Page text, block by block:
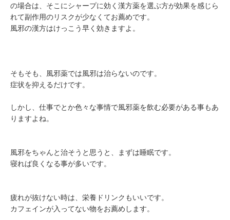
の場合は、そこにシャープに効く漢方薬を選ぶ方が効果を感じら
れて副作用のリスクが少なくてお薦めです。
風邪の漢方はけっこう早く効きますよ。
そもそも、風邪薬では風邪は治らないのです。
症状を抑えるだけです。
しかし、仕事でとか色々な事情で風邪薬を飲む必要がある事もあ
りますよね。
風邪をちゃんと治そうと思うと、まずは睡眠です。
寝れば良くなる事が多いです。
疲れが抜けない時は、栄養ドリンクもいいです。
カフェインが入ってない物をお薦めします。